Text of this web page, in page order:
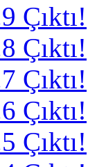
Çıktı!
Çıktı!
Çıktı!
Çıktı!
Çıktı!